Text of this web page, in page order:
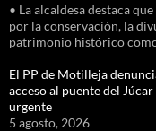
• La alcaldesa destaca
por la conservación, la
patrimonio histórico
El PP de Motilleja
acceso al puente del
urgente
5 agosto, 2026